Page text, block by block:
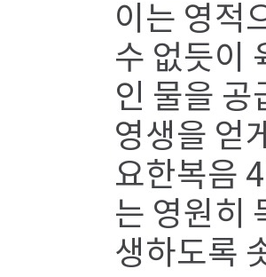
이는 영적
수 없듯이
인 물을
영생을 얻
요한복음
는 영원히
생하도록